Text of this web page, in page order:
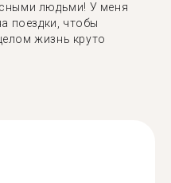
людьми! У меня
поездки, чтобы
жизнь круто